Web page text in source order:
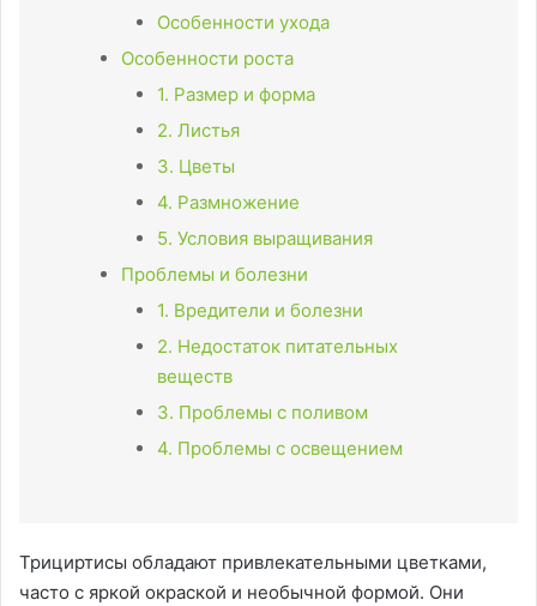
Особенности ухода
Особенности роста
1. Размер и форма
2. Листья
3. Цветы
4. Размножение
5. Условия выращивания
Проблемы и болезни
1. Вредители и болезни
2. Недостаток питательных
веществ
3. Проблемы с поливом
4. Проблемы с освещением
Трициртисы обладают привлекательными цветками,
часто с яркой окраской и необычной формой. Они